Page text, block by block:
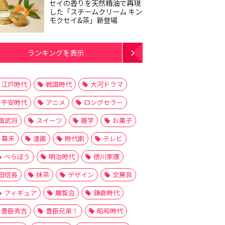
セイの香りを天然精油で再現
した「スチームクリーム キン
モクセイ&茶」新登場
ランキングを表示
江戸時代 戦国時代
大河ドラマ
平安時代
アニメ
ロングセラー
武将
スイーツ 雑学
お菓子
幕末
漫画 時代劇
テレビ
べらぼう
明治時代
徳川家康
信長
抹茶 デザイン
文房具
フィギュア
展覧会
鎌倉時代
豊臣秀吉
豊臣兄弟！
昭和時代